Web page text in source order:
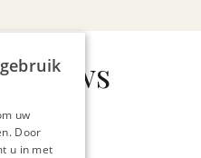
uw
Door
u in met